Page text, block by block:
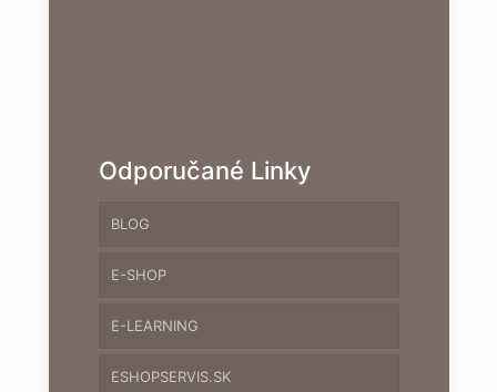
Odporučané Linky
BLOG
E-SHOP
E-LEARNING
ESHOPSERVIS.SK